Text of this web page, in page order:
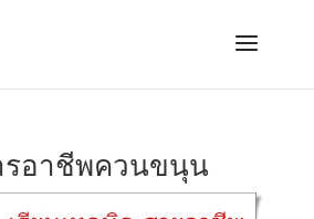
รอาชีพควนขนุน